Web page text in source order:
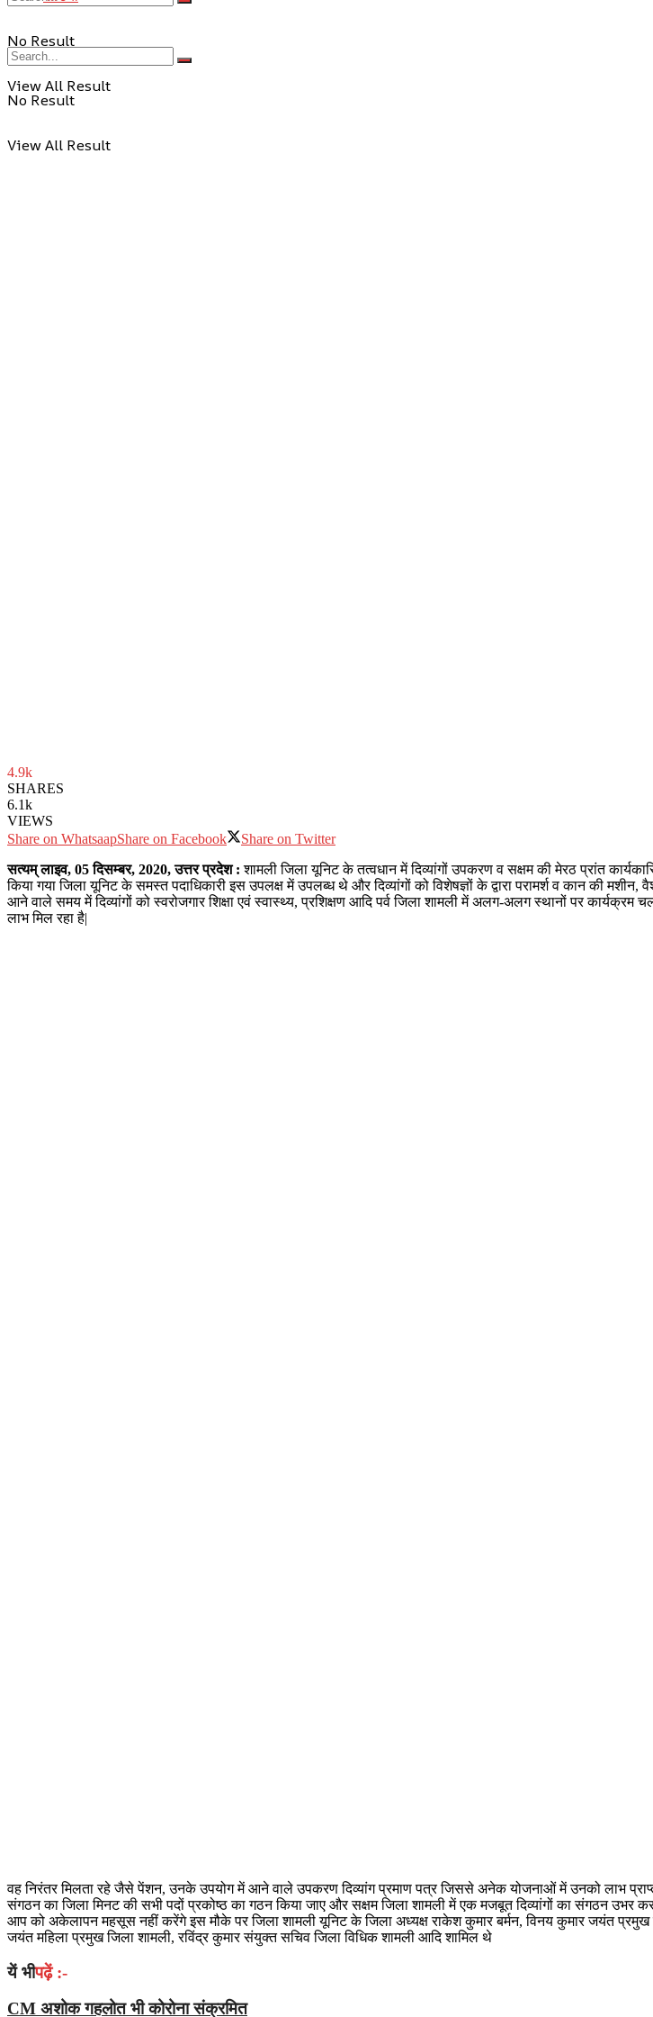
No Result
View All Result
No Result
View All Result
4.9k
SHARES
6.1k
VIEWS
Share on WhatsaapShare on Facebook
Share on Twitter
सत्‍यम् लाइव, 05 दिसम्बर, 2020, उत्तर प्रदेश : शामली जिला यूनिट के तत्वधान में दिव्यांगों उपकरण व सक्षम की मेरठ प्रांत
किया गया जिला यूनिट के समस्त पदाधिकारी इस उपलक्ष में उपलब्ध थे और दिव्यांगों को विशेषज्ञों के द्वारा परामर्श व कान की
आने वाले समय में दिव्यांगों को स्वरोजगार शिक्षा एवं स्वास्थ्य, प्रशिक्षण आदि पर्व जिला शामली में अलग-अलग स्थानों पर
लाभ मिल रहा है|
वह निरंतर मिलता रहे जैसे पेंशन, उनके उपयोग में आने वाले उपकरण दिव्यांग प्रमाण पत्र जिससे अनेक योजनाओं में उनको लाभ
संगठन का जिला मिनट की सभी पदों प्रकोष्ठ का गठन किया जाए और सक्षम जिला शामली में एक मजबूत दिव्यांगों का संगठन उभर
आप को अकेलापन महसूस नहीं करेंगे इस मौके पर जिला शामली यूनिट के जिला अध्यक्ष राकेश कुमार बर्मन, विनय कुमार जयंत
जयंत महिला प्रमुख जिला शामली, रविंद्र कुमार संयुक्त सचिव जिला विधिक शामली आदि शामिल थे
यें भीपढ़ें :-
CM अशोक गहलोत भी कोरोना संक्रमित